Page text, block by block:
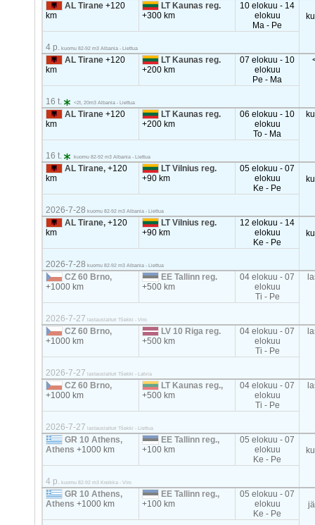
AL Tirane+120
km
LT Kaunas reg.
+300 km
10 elokuu - 14
elokuu
Ma - Pe
4 p. kuomu 82-92 m3 Albania - Liettua
AL Tirane+120
km
LT Kaunas reg.
+200 km
07 elokuu - 10
elokuu
Pe - Ma
16 t. <2t, 20m3 Albania - Liettua
AL Tirane+120
km
LT Kaunas reg.
+200 km
06 elokuu - 10
elokuu
To - Ma
16 t. kuomu 82-92 m3 Albania - Liettua
AL Tirane,+120
km
LT Vilnius reg.
+90 km
05 elokuu - 07
elokuu
Ke - Pe
2026-7-28 kuomu 82-92 m3 Albania - Liettua
AL Tirane,+120
km
LT Vilnius reg.
+90 km
12 elokuu - 14
elokuu
Ke - Pe
2026-7-28 kuomu 82-92 m3 Albania - Liettua
CZ 60 Brno,
+1000 km
EE Tallinn reg.
+500 km
04 elokuu - 07
elokuu
Ti - Pe
2026-7-27 lastauslaituri Tšekki - Viro
CZ 60 Brno,
+1000 km
LV 10 Riga reg.
+500 km
04 elokuu - 07
elokuu
Ti - Pe
2026-7-27 lastauslaituri Tšekki - Latvia
CZ 60 Brno,
+1000 km
LT Kaunas reg.,
+500 km
04 elokuu - 07
elokuu
Ti - Pe
2026-7-27 lastauslaituri Tšekki - Liettua
GR 10 Athens,
Athens+1000 km
EE Tallinn reg.,
+100 km
05 elokuu - 07
elokuu
Ke - Pe
4 p. kuomu 82-92 m3 Kreikka - Viro
GR 10 Athens,
Athens+1000 km
EE Tallinn reg.,
+100 km
05 elokuu - 07
elokuu
Ke - Pe